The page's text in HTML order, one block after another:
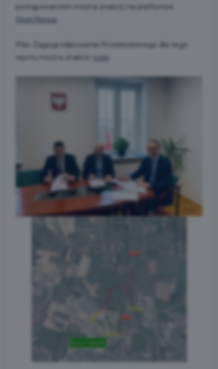
postępowaniem można znaleźć na platformie
OpenNexus
Plan Zagospodarowania Przestrzennego dla tego
rejonu można znaleźć
tutaj